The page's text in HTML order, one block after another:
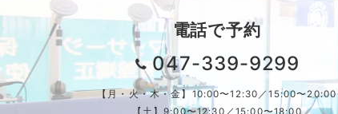
電話で予約
047-339-9299
【月・火・木・金】10:00〜12:30／15:00〜20:00
【土】9:00〜12:30／15:00〜18:00